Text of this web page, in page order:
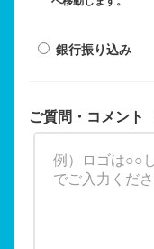
銀行振り込み
ご質問・コメント